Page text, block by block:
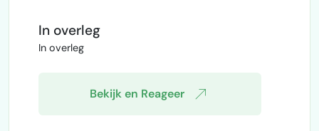
vastgoed fotografie.
In overleg
In overleg
Bekijk en Reageer